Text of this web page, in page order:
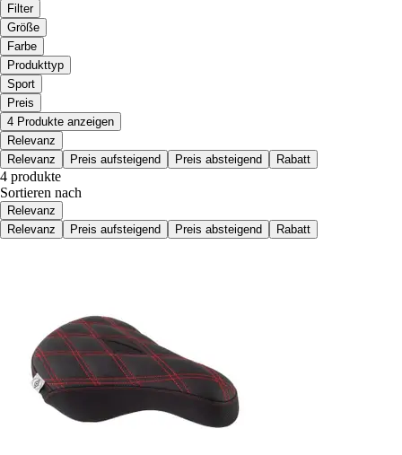
Filter
Größe
Farbe
Produkttyp
Sport
Preis
4 Produkte anzeigen
Relevanz
Relevanz
Preis aufsteigend Preis absteigend Rabatt
4 produkte
Sortieren nach
Relevanz
Relevanz
Preis aufsteigend Preis absteigend Rabatt